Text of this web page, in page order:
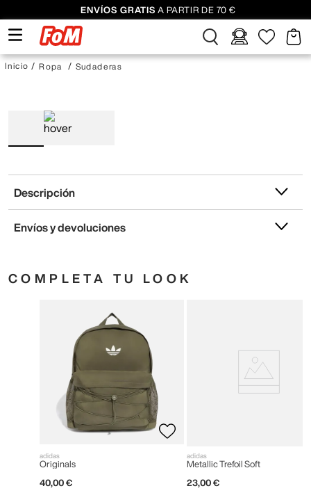
ENVÍOS GRATIS A PARTIR DE 70 €
Ropa Sudaderas
Descripción
Envíos y devoluciones
COMPLETA TU LOOK
adidas
Originals
40,00 €
adidas
Metallic Trefoil Soft
23,00 €